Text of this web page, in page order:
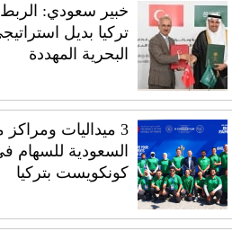
خبير سعودي:
تركيا بديل
البحرية المهددة
3 ميداليات
السعودية للسهام
كونكويست بتركيا